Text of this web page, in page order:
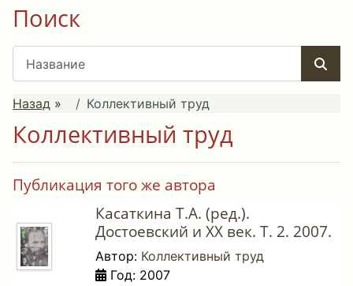
Поиск
Назад » Коллективный труд
Коллективный труд
Публикация того же автора
Касаткина Т.А. (ред.).
Достоевский и ХХ век. Т. 2. 2007.
Автор: Коллективный труд
Год: 2007